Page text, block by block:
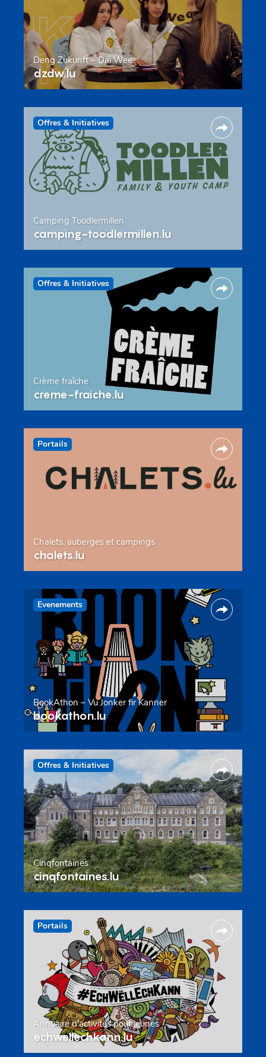
Deng Zukunft – Däi Wee
dzdw.lu
Offres & Initiatives
Camping Toodlermillen
camping-toodlermillen.lu
Offres & Initiatives
Crème fraîche
creme-fraiche.lu
Portails
Chalets, auberges et campings
chalets.lu
Evenements
BookAthon – Vu Jonker fir Kanner
bookathon.lu
Offres & Initiatives
Cinqfontaines
cinqfontaines.lu
Portails
Annuaire d’activités pour jeunes
echwellechkann.lu